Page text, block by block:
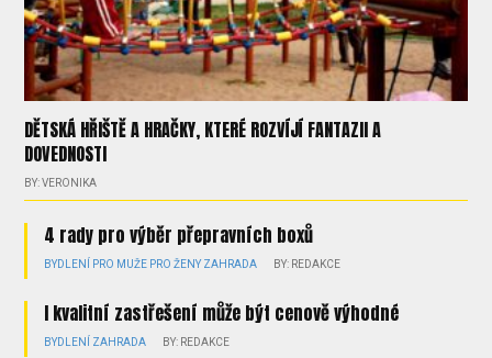
DĚTSKÁ HŘIŠTĚ A HRAČKY, KTERÉ ROZVÍJÍ FANTAZII A
DOVEDNOSTI
BY: VERONIKA
4 rady pro výběr přepravních boxů
BYDLENÍ PRO MUŽE PRO ŽENY ZAHRADA BY: REDAKCE
I kvalitní zastřešení může být cenově výhodné
BYDLENÍ ZAHRADA BY: REDAKCE